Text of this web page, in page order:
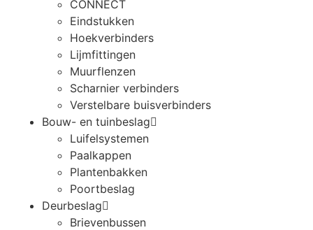
CONNECT
Eindstukken
Hoekverbinders
Lijmfittingen
Muurflenzen
Scharnier verbinders
Verstelbare buisverbinders
Bouw- en tuinbeslag
Luifelsystemen
Paalkappen
Plantenbakken
Poortbeslag
Deurbeslag
Brievenbussen